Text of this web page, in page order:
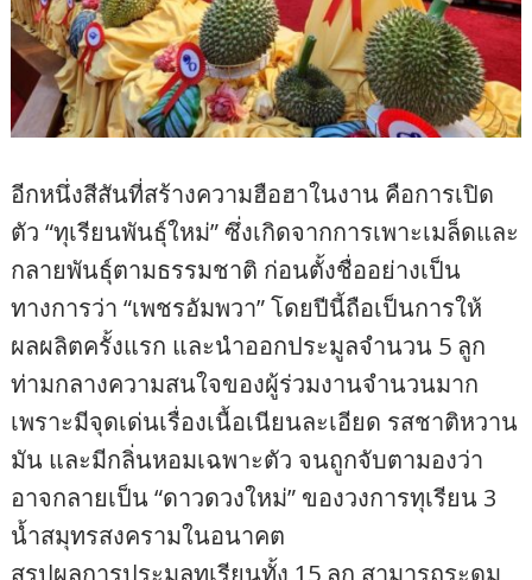
อีกหนึ่งสีสันที่สร้างความฮือฮาในงาน คือการเปิด
ตัว “ทุเรียนพันธุ์ใหม่” ซึ่งเกิดจากการเพาะเมล็ดและ
กลายพันธุ์ตามธรรมชาติ ก่อนตั้งชื่ออย่างเป็น
ทางการว่า “เพชรอัมพวา” โดยปีนี้ถือเป็นการให้
ผลผลิตครั้งแรก และนำออกประมูลจำนวน 5 ลูก
ท่ามกลางความสนใจของผู้ร่วมงานจำนวนมาก
เพราะมีจุดเด่นเรื่องเนื้อเนียนละเอียด รสชาติหวาน
มัน และมีกลิ่นหอมเฉพาะตัว จนถูกจับตามองว่า
อาจกลายเป็น “ดาวดวงใหม่” ของวงการทุเรียน 3
น้ำสมุทรสงครามในอนาคต
สรุปผลการประมูลทุเรียนทั้ง 15 ลูก สามารถระดม